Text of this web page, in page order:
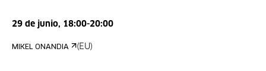
29 de junio, 18:00-20:00
MIKEL ONANDIA (EU)